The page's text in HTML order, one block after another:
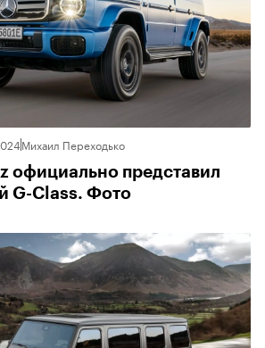
Михаил Переходько
официально представил
G-Class. Фото